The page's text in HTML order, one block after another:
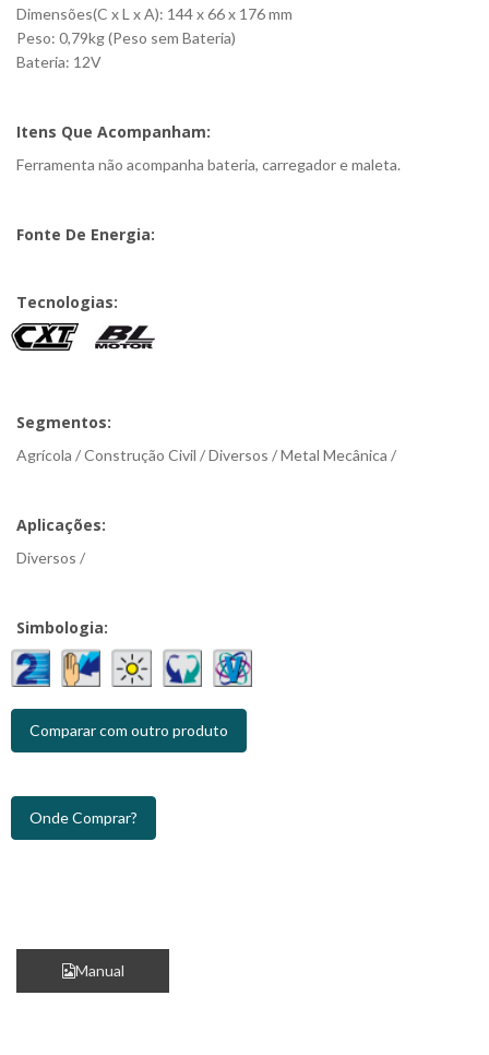
Dimensões(C x L x A): 144 x 66 x 176 mm
Peso: 0,79kg (Peso sem Bateria)
Bateria: 12V
Itens Que Acompanham:
Ferramenta não acompanha bateria, carregador e maleta.
Fonte De Energia:
Tecnologias:
Segmentos:
Agrícola / Construção Civil / Diversos / Metal Mecânica /
Aplicações:
Diversos /
Simbologia:
Comparar com outro produto
Onde Comprar?
Manual